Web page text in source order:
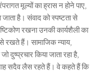
मूल्यों का ह्रास न होने पाए,
है। संवाद को स्पष्टता से
रखना उनकी कार्यशैली का
रखते हैं। सामाजिक न्याय,
दुष्प्रचार किया जाता रहा है,
सदैव लैस रहते हैं। वे कहते हैं कि